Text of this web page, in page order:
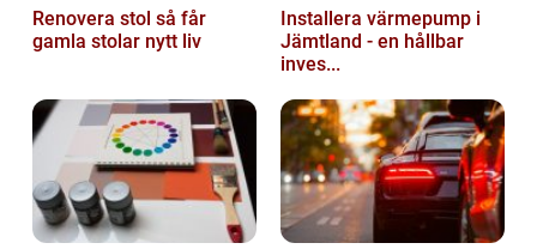
Renovera stol så får
gamla stolar nytt liv
Installera värmepump i
Jämtland - en hållbar
inves...